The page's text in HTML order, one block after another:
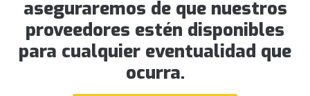
aseguraremos de que nuestros
proveedores estén disponibles
para cualquier eventualidad que
ocurra.